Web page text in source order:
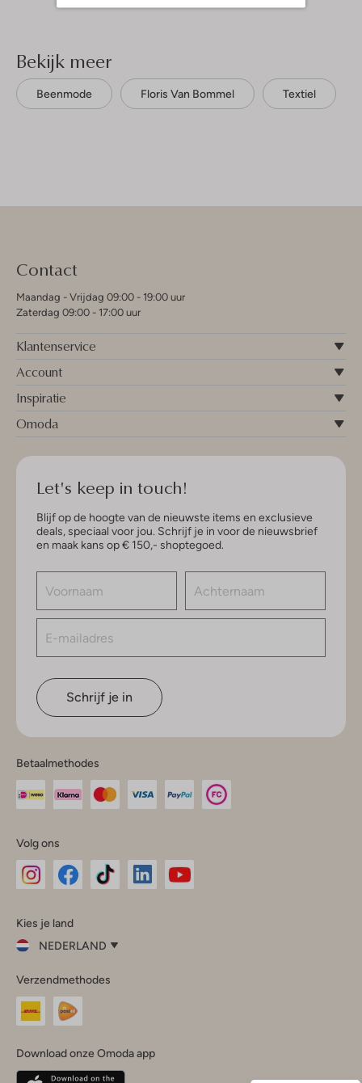
Bekijk meer
Beenmode Floris Van Bommel Textiel
Contact
Maandag - Vrijdag 09:00 - 19:00 uur
Zaterdag 09:00 - 17:00 uur
Klantenservice
Account
Inspiratie
Omoda
Let's keep in touch!
Blijf op de hoogte van de nieuwste items en exclusieve
deals, speciaal voor jou. Schrijf je in voor de nieuwsbrief
en maak kans op € 150,- shoptegoed.
Schrijf je in
Betaalmethodes
Volg ons
InstagramFacebook
Kies je land
NEDERLAND
je
land
Nederland
Belgique(Français)
Verzendmethodes
Download onze Omoda app